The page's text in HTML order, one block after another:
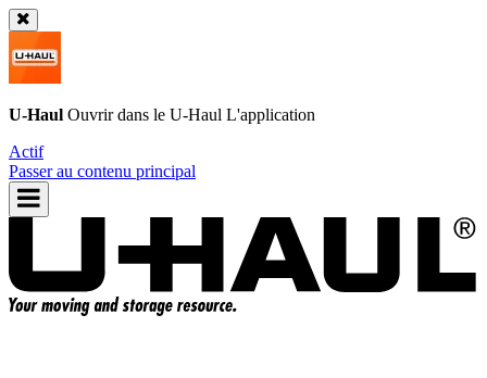
U-Haul Ouvrir dans le U-Haul L'application
Actif
Passer au contenu principal